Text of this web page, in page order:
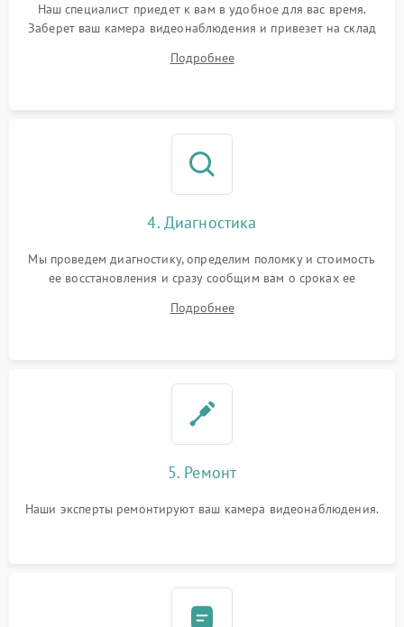
Наш специалист приедет к вам в удобное для вас время.
Заберет ваш камера видеонаблюдения и привезет на склад
Подробнее
4. Диагностика
Мы проведем диагностику, определим поломку и стоимость
ее восстановления и сразу сообщим вам о сроках ее
Подробнее
5. Ремонт
Наши эксперты ремонтируют ваш камера видеонаблюдения.